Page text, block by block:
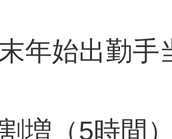
末年始出勤手
増（5時間